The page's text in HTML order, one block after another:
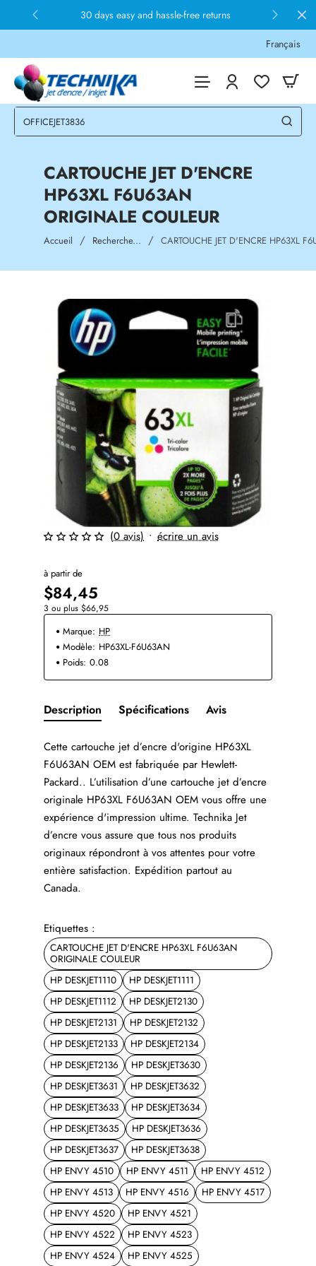
30 days easy and hassle-free returns
Français
CARTOUCHE JET D'ENCRE
HP63XL F6U63AN
ORIGINALE COULEUR
Accueil homeRecherche... CARTOUCHE JET D'ENCRE HP63XL
(0 avis) • écrire un avis
à partir de
$84,45
3 ou plus $66,95
Marque: HP
Modèle: HP63XL-F6U63AN
Poids: 0.08
Description Spécifications Avis
Cette cartouche jet d’encre d'origine HP63XL
F6U63AN OEM est fabriquée par Hewlett-
Packard.. L’utilisation d’une cartouche jet d’encre
originale HP63XL F6U63AN OEM vous offre une
expérience d'impression ultime. Technika Jet
d’encre vous assure que tous nos produits
originaux répondront à vos attentes pour votre
entière satisfaction. Expédition partout au
Canada.
Etiquettes :
CARTOUCHE JET D'ENCRE HP63XL F6U63AN
ORIGINALE COULEUR
HP DESKJET1110
HP DESKJET1111
HP DESKJET1112
HP DESKJET2130
HP DESKJET2131
HP DESKJET2132
HP DESKJET2133
HP DESKJET2134
HP DESKJET2136
HP DESKJET3630
HP DESKJET3631
HP DESKJET3632
HP DESKJET3633
HP DESKJET3634
HP DESKJET3635
HP DESKJET3636
HP DESKJET3637
HP DESKJET3638
HP ENVY 4510
HP ENVY 4511
HP ENVY 4512
HP ENVY 4513
HP ENVY 4516
HP ENVY 4517
HP ENVY 4520
HP ENVY 4521
HP ENVY 4522
HP ENVY 4523
HP ENVY 4524
HP ENVY 4525